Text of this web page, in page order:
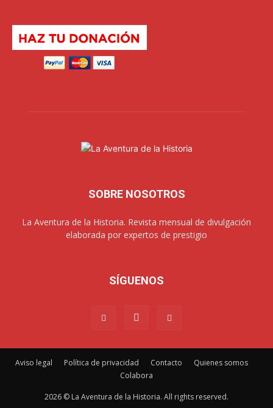
SOBRE NOSOTROS
La Aventura de la Historia. Revista mensual de divulgación
elaborada por expertos de prestigio
SÍGUENOS
Aviso legal Política de privacidad Contacto
Quienes somos
Colabora
2026 © La Aventura de la Historia. All rights reserved.